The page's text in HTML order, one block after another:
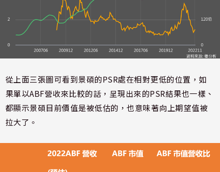
從上面三張圖可看到景碩的PSR處在相對更低的位置，如
果單以ABF營收來比較的話，呈現出來的PSR結果也一樣、
都顯示景碩目前價值是被低估的，也意味著向上期望值被
拉大了。